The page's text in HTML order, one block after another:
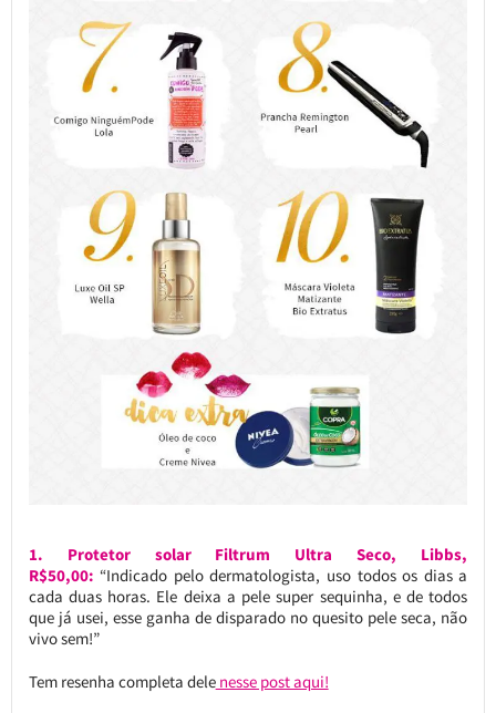
1. Protetor solar Filtrum Ultra Seco, Libbs,
R$50,00: “Indicado pelo dermatologista, uso todos os dias a
cada duas horas. Ele deixa a pele super sequinha, e de todos
que já usei, esse ganha de disparado no quesito pele seca, não
vivo sem!”
Tem resenha completa delenesse post aqui!